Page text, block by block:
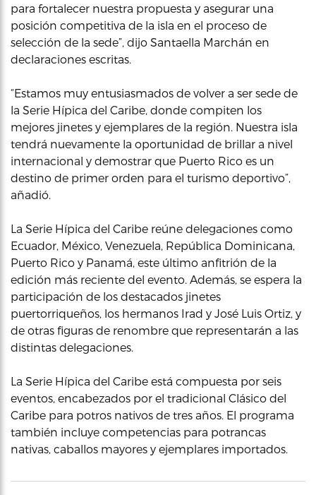
para fortalecer nuestra propuesta y asegurar una
posición competitiva de la isla en el proceso de
selección de la sede”, dijo Santaella Marchán en
declaraciones escritas.
“Estamos muy entusiasmados de volver a ser sede de
la Serie Hípica del Caribe, donde compiten los
mejores jinetes y ejemplares de la región. Nuestra isla
tendrá nuevamente la oportunidad de brillar a nivel
internacional y demostrar que Puerto Rico es un
destino de primer orden para el turismo deportivo”,
añadió.
La Serie Hípica del Caribe reúne delegaciones como
Ecuador, México, Venezuela, República Dominicana,
Puerto Rico y Panamá, este último anfitrión de la
edición más reciente del evento. Además, se espera la
participación de los destacados jinetes
puertorriqueños, los hermanos Irad y José Luis Ortiz, y
de otras figuras de renombre que representarán a las
distintas delegaciones.
La Serie Hípica del Caribe está compuesta por seis
eventos, encabezados por el tradicional Clásico del
Caribe para potros nativos de tres años. El programa
también incluye competencias para potrancas
nativas, caballos mayores y ejemplares importados.